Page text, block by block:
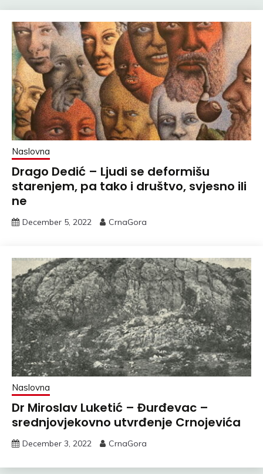
Naslovna
Drago Dedić – Ljudi se deformišu
starenjem, pa tako i društvo, svjesno ili
ne
December 5, 2022 CrnaGora
Naslovna
Dr Miroslav Luketić – Đurđevac –
srednjovjekovno utvrđenje Crnojevića
December 3, 2022 CrnaGora